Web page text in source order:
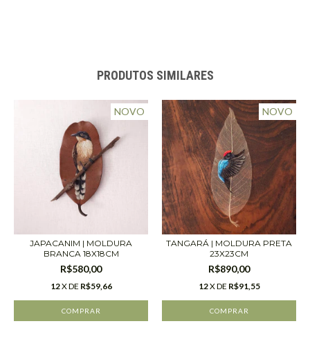
PRODUTOS SIMILARES
NOVO
JAPACANIM | MOLDURA
BRANCA 18X18CM
R$580,00
12X DE R$59,66
NOVO
TANGARÁ | MOLDURA PRETA
23X23CM
R$890,00
12X DE R$91,55